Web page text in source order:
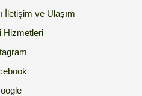
İletişim ve Ulaşım
Hizmetleri